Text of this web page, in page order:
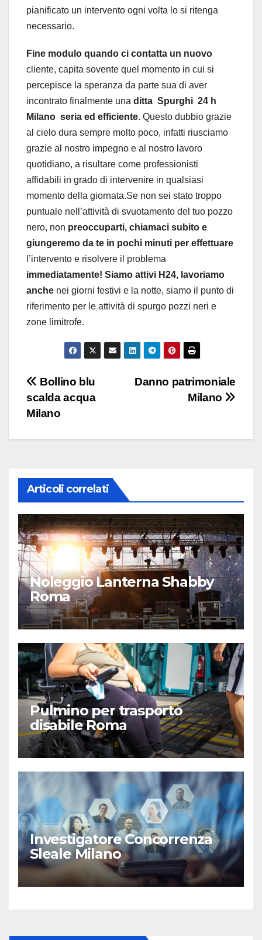
pianificato un intervento ogni volta lo si ritenga
necessario.
Fine modulo quando ci contatta un nuovo
cliente, capita sovente quel momento in cui si
percepisce la speranza da parte sua di aver
incontrato finalmente una ditta Spurghi 24 h
Milano seria ed efficiente. Questo dubbio grazie
al cielo dura sempre molto poco, infatti riusciamo
grazie al nostro impegno e al nostro lavoro
quotidiano, a risultare come professionisti
affidabili in grado di intervenire in qualsiasi
momento della giornata.Se non sei stato troppo
puntuale nell’attività di svuotamento del tuo pozzo
nero, non preoccuparti, chiamaci subito e
giungeremo da te in pochi minuti per effettuare
l’intervento e risolvere il problema
immediatamente! Siamo attivi H24, lavoriamo
anche nei giorni festivi e la notte, siamo il punto di
riferimento per le attività di spurgo pozzi neri e
zone limitrofe.
Navigazione
articoli
Danno patrimoniale
Milano
Bollino blu
scalda acqua
Milano
Articoli correlati
Noleggio Lanterna Shabby
Roma
Pulmino per trasporto
disabile Roma
Investigatore Concorrenza
Sleale Milano